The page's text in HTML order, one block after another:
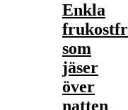
Enkla
som
jäser
över
natten